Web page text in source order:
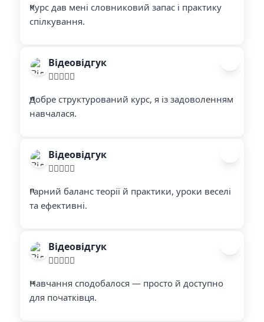
"
Курс дав мені словниковий запас і практику
спілкування.
"
Відеовідгук
"
Добре структурований курс, я із задоволенням
навчалася.
"
Відеовідгук
"
Гарний баланс теорії й практики, уроки веселі
та ефективні.
"
Відеовідгук
"
Навчання сподобалося — просто й доступно
для початківця.
"